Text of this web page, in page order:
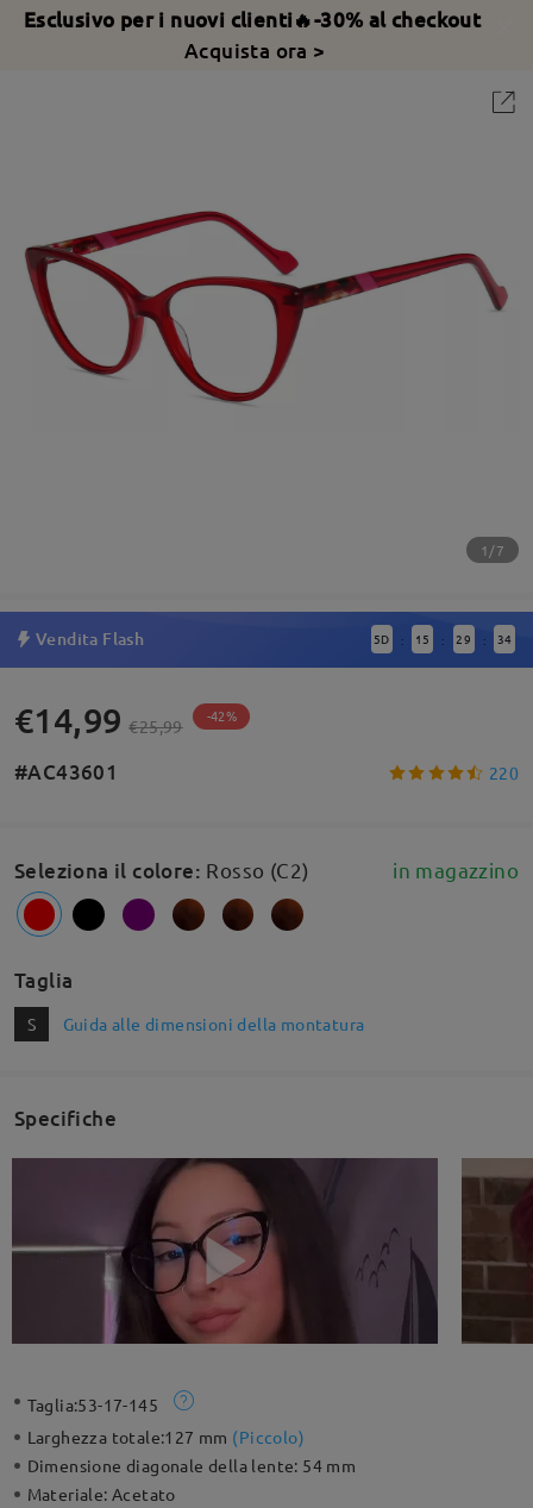
Esclusivo per i nuovi clienti🔥-30% al checkout
Acquista ora >
1/7
Vendita Flash 5D : 15 : 29 : 34
€14,99 €25,99 -42%
#AC43601 220
Seleziona il colore: Rosso (C2) in magazzino
Taglia
S Guida alle dimensioni della montatura
Specifiche
Taglia:53-17-145
Larghezza totale:127 mm (Piccolo)
Dimensione diagonale della lente: 54 mm
Materiale:Acetato